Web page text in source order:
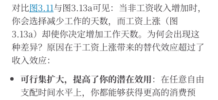
图
13a
对比图3.11与图3.13a可见：当非工资收入增加时，
你会选择减少工作的天数，而工资上涨（图
3.13a）却使你决定增加工作天数。为何会出现这
种差异？原因在于工资上涨带来的替代效应超过了
收入效应：
可行集扩大，提高了你的潜在效用：在任意自由
支配时间水平上，你都能够获得更高的消费预